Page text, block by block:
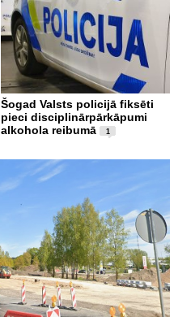
Šogad Valsts policijā fiksēti
pieci disciplinārpārkāpumi
alkohola reibumā
1